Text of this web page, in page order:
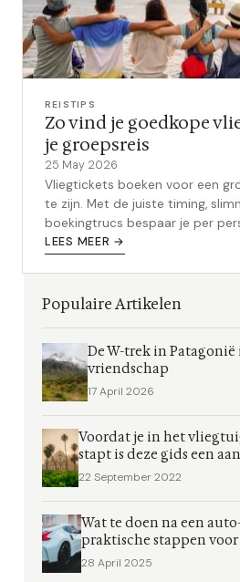
REISTIPS
Zo vind je goedkope
je groepsreis
25 May 2026
Vliegtickets boeken voor een
te zijn. Met de juiste timing,
boekingtrucs bespaar je per
euro's. Dit zijn de praktische tips.
LEES MEER →
Populaire Artikelen
De W-trek in
vriendschap
17 April 2026
Voordat je in het
stapt is deze gids een
22 September 2022
Wat te doen na een
praktische stappen
28 April 2025